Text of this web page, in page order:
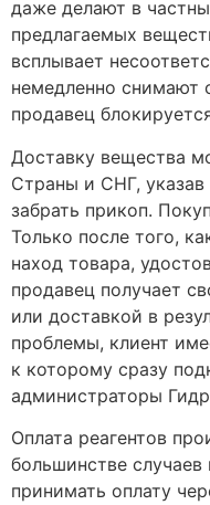
даже делают в
предлагаемых
всплывает
немедленно снимают
продавец
Доставку вещества
Страны и СНГ, указав
забрать прикоп.
Только после того,
наход товара,
продавец получает
или доставкой в
проблемы, клиент
к которому сразу
администраторы
Оплата реагентов
большинстве
принимать оплату